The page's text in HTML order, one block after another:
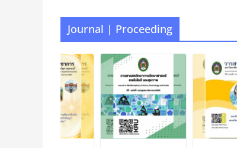
Journal | Proceeding